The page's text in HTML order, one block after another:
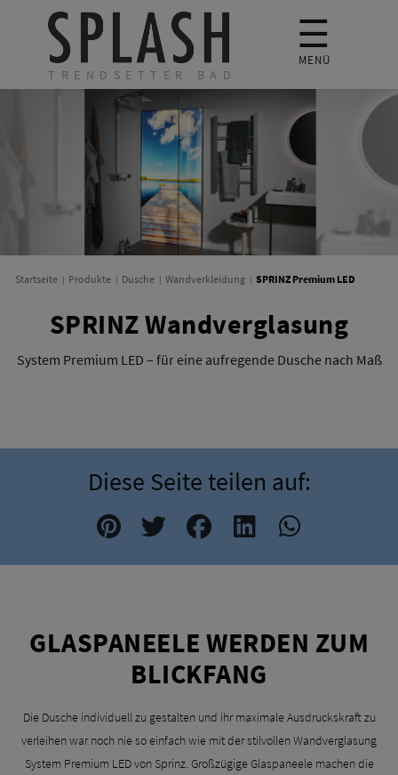
TRENDSETTER BAD
☰
MENÜ
Startseite Produkte Dusche Wandverkleidung SPRINZ Premium LED
SPRINZ Wandverglasung
System Premium LED – für eine aufregende Dusche nach Maß
Diese Seite teilen auf:
GLASPANEELE WERDEN ZUM
BLICKFANG
Die Dusche individuell zu gestalten und ihr maximale Ausdruckskraft zu
verleihen war noch nie so einfach wie mit der stilvollen Wandverglasung
System Premium LED von Sprinz. Großzügige Glaspaneele machen die